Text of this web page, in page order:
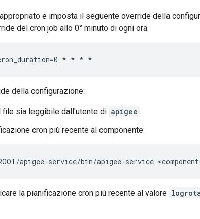
e imposta il seguente override della
del cron job allo 0° minuto di ogni ora.
* * * *
della configurazione:
file sia leggibile dall'utente di apigee .
cron più recente al componente:
apigee-service/bin/apigee-service
la pianificazione cron più recente al valore